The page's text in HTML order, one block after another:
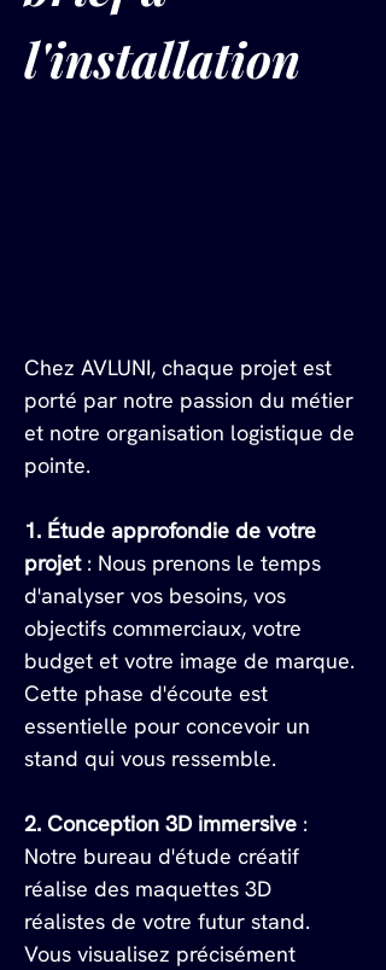
l'installation
Chez AVLUNI, chaque projet est
porté par notre passion du métier
et notre organisation logistique de
pointe.
1. Étude approfondie de votre
projet : Nous prenons le temps
d'analyser vos besoins, vos
objectifs commerciaux, votre
budget et votre image de marque.
Cette phase d'écoute est
essentielle pour concevoir un
stand qui vous ressemble.
2. Conception 3D immersive :
Notre bureau d'étude créatif
réalise des maquettes 3D
réalistes de votre futur stand.
Vous visualisez précisément